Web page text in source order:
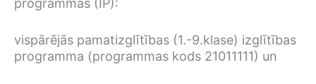
programmas (IP):
vispārējās pamatizglītības (1.-9.klase) izglītības
programma (programmas kods 21011111) un